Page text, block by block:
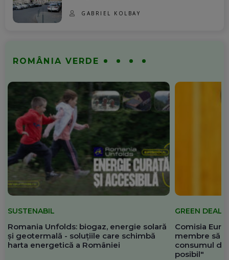
GABRIEL KOLBAY
ROMÂNIA VERDE
SUSTENABIL
Romania Unfolds: biogaz, energie solară
și geotermală - soluțiile care schimbă
harta energetică a României
GREEN DEAL
Comisia
membre să
consumul de
posibil"